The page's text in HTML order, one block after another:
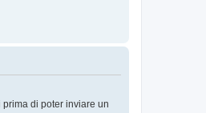
prima di poter inviare un